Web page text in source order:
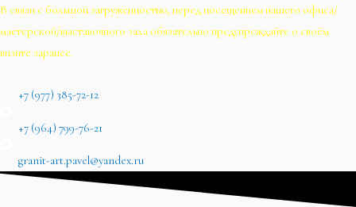
В связи с большой загруженностью, перед посещением нашего офиса/
мастерской/выставочного зала обязательно предупреждайте о своём
визите заранее.
+7 (977) 385-72-12
+7 (964) 799-76-21
granit-art.pavel@yandex.ru